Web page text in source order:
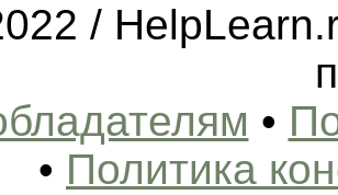
/
•
• Политика